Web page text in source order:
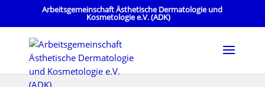
Arbeitsgemeinschaft Ästhetische Dermatologie und
Kosmetologie e.V. (ADK)